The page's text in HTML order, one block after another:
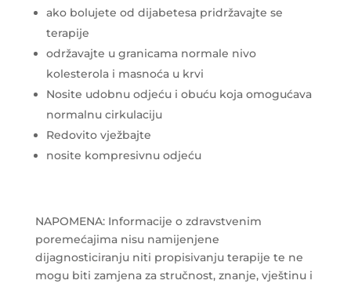
ako bolujete od dijabetesa pridržavajte se
terapije
održavajte u granicama normale nivo
kolesterola i masnoća u krvi
Nosite udobnu odjeću i obuću koja omogućava
normalnu cirkulaciju
Redovito vježbajte
nosite kompresivnu odjeću
NAPOMENA: Informacije o zdravstvenim
poremećajima nisu namijenjene
dijagnosticiranju niti propisivanju terapije te ne
mogu biti zamjena za stručnost, znanje, vještinu i